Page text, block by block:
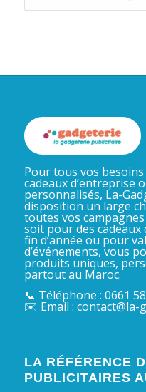
Pour tous vos
cadeaux d’entreprise
personnalisés, La-
disposition un large
toutes vos
soit pour des cadeaux
fin d’année ou pour
d’événements, vous
produits uniques,
partout au Maroc.
📞 Téléphone : 0661
✉️ Email : contact@la-
LA RÉFÉRENCE
PUBLICITAIRES